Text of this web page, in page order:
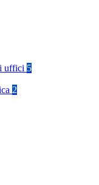
uffici 5
2